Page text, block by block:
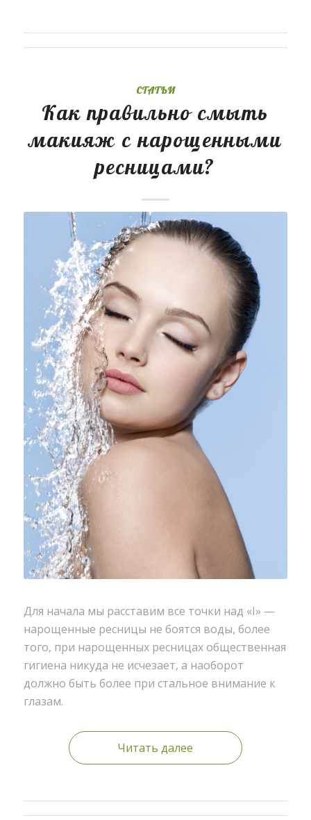
СТАТЬИ
Как правильно смыть
макияж с нарощенными
ресницами?
Для начала мы расставим все точки над «I» —
нарощенные ресницы не боятся воды, более
того, при нарощенных ресницах общественная
гигиена никуда не исчезает, а наоборот
должно быть более при стальное внимание к
глазам.
Читать далее